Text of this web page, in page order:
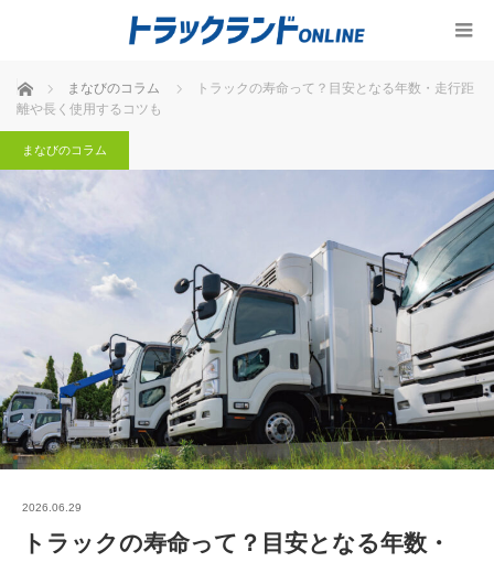
ホーム まなびのコラム
トラックの寿命って？目安となる年数・走行距
離や長く使用するコツも
まなびのコラム
2026.06.29
トラックの寿命って？目安となる年数・